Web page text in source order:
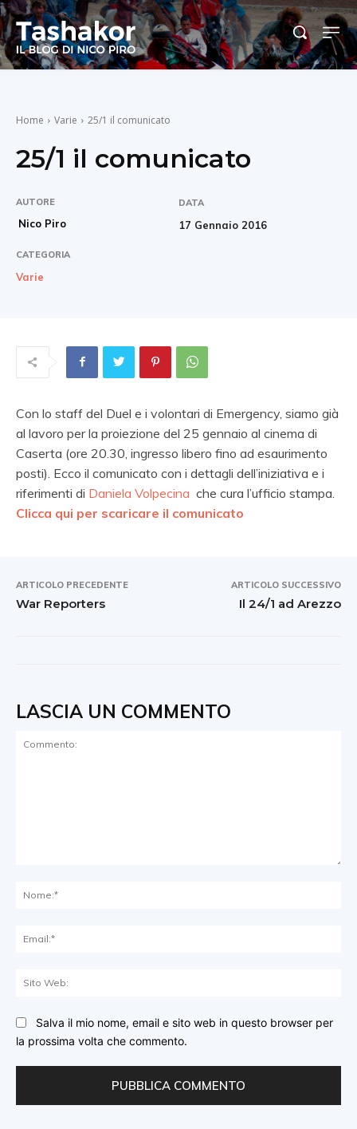
Home Varie 25/1 il comunicato
25/1 il comunicato
AUTORE
Nico Piro
DATA
17 Gennaio 2016
CATEGORIA
Varie
Con lo staff del Duel e i volontari di Emergency, siamo già
al lavoro per la proiezione del 25 gennaio al cinema di
Caserta (ore 20.30, ingresso libero fino ad esaurimento
posti). Ecco il comunicato con i dettagli dell’iniziativa e i
riferimenti di Daniela Volpecina che cura l’ufficio stampa.
Clicca qui per scaricare il comunicato
ARTICOLO PRECEDENTE
War Reporters
ARTICOLO SUCCESSIVO
Il 24/1 ad Arezzo
LASCIA UN COMMENTO
Salva il mio nome, email e sito web in questo browser per
la prossima volta che commento.